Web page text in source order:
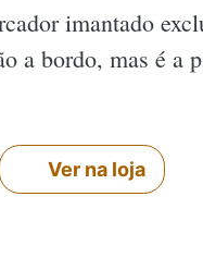
imantado
a bordo, mas é a
Ver na loja